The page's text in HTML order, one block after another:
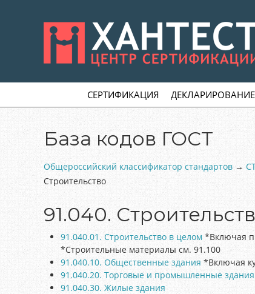
Skip to contentСЕРТИФИКАЦИЯ ДЕКЛАРИРОВАНИЕ
База кодов ГОСТ
Общероссийский классификатор стандартов →
Строительство
91.040.
91.040.01. Строительство в целом *Включая
*Строительные материалы см. 91.100
91.040.10. Общественные здания*Включая
91.040.20. Торговые и промышленные здания
91.040.30. Жилые здания